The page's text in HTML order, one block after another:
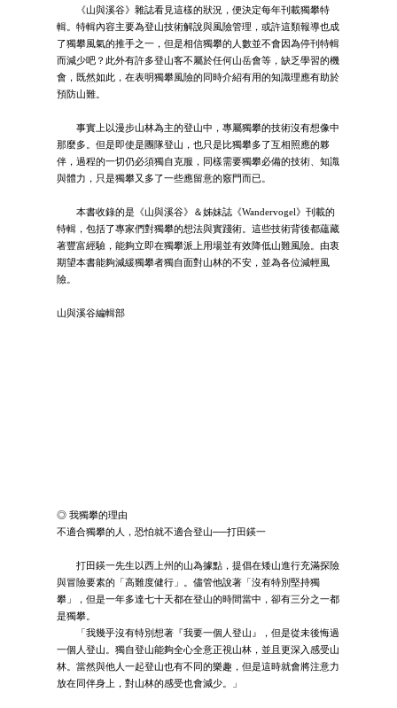
《山與溪谷》雜誌看見這樣的狀況，便決定每年刊載獨攀特
輯。特輯內容主要為登山技術解說與風險管理，或許這類報導也成
了獨攀風氣的推手之一，但是相信獨攀的人數並不會因為停刊特輯
而減少吧？此外有許多登山客不屬於任何山岳會等，缺乏學習的機
會，既然如此，在表明獨攀風險的同時介紹有用的知識理應有助於
預防山難。
事實上以漫步山林為主的登山中，專屬獨攀的技術沒有想像中
那麼多。但是即使是團隊登山，也只是比獨攀多了互相照應的夥
伴，過程的一切仍必須獨自克服，同樣需要獨攀必備的技術、知識
與體力，只是獨攀又多了一些應留意的竅門而已。
本書收錄的是《山與溪谷》＆姊妹誌《Wandervogel》刊載的
特輯，包括了專家們對獨攀的想法與實踐術。這些技術背後都蘊藏
著豐富經驗，能夠立即在獨攀派上用場並有效降低山難風險。由衷
期望本書能夠減緩獨攀者獨自面對山林的不安，並為各位減輕風
險。
山與溪谷編輯部
◎ 我獨攀的理由
不適合獨攀的人，恐怕就不適合登山──打田鍈一
打田鍈一先生以西上州的山為據點，提倡在矮山進行充滿探險
與冒險要素的「高難度健行」。儘管他說著「沒有特別堅持獨
攀」，但是一年多達七十天都在登山的時間當中，卻有三分之一都
是獨攀。
「我幾乎沒有特別想著『我要一個人登山』，但是從未後悔過
一個人登山。獨自登山能夠全心全意正視山林，並且更深入感受山
林。當然與他人一起登山也有不同的樂趣，但是這時就會將注意力
放在同伴身上，對山林的感受也會減少。」